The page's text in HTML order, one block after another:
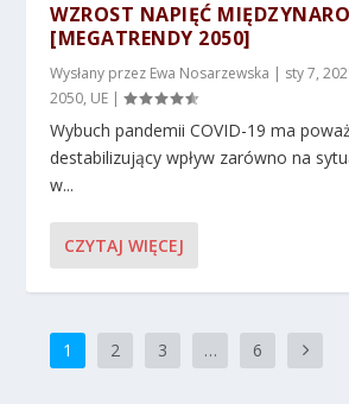
WZROST NAPIĘĆ
[MEGATRENDY 2050]
Wysłany przez Ewa Nosarzewska | sty 7,
2050, UE |
Wybuch pandemii COVID-19 ma
destabilizujący wpływ zarówno na
w...
CZYTAJ WIĘCEJ
1 2 3 … 6